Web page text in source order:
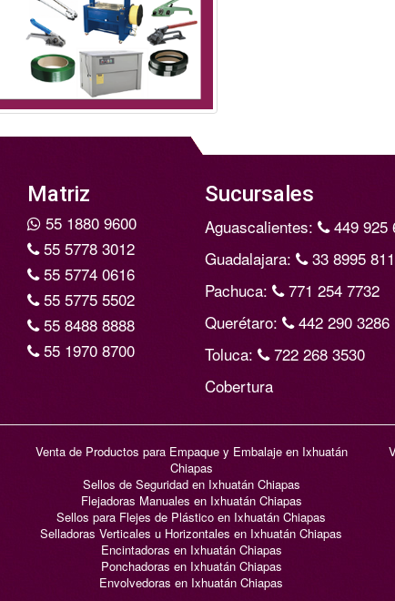
Matriz
55 1880 9600
55 5778 3012
55 5774 0616
55 5775 5502
55 8488 8888
55 1970 8700
Sucursales
Aguascalientes:
449 925
Guadalajara:
33 8995
Pachuca:
771 254 7732
Querétaro:
442 290 3286
Toluca:
722 268 3530
Cobertura
Venta de Productos para Empaque y Embalaje en Ixhuatán
Chiapas
Sellos de Seguridad en Ixhuatán Chiapas
Flejadoras Manuales en Ixhuatán Chiapas
Sellos para Flejes de Plástico en Ixhuatán Chiapas
Selladoras Verticales u Horizontales en Ixhuatán Chiapas
Encintadoras en Ixhuatán Chiapas
Ponchadoras en Ixhuatán Chiapas
Envolvedoras en Ixhuatán Chiapas